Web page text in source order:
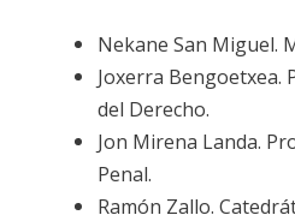
Nekane San Miguel.
Joxerra
del Derecho.
Jon Mirena Landa.
Penal.
Ramón Zallo.